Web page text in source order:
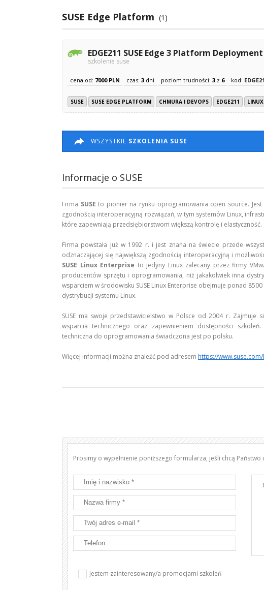
SUSE Edge Platform (1)
EDGE211 SUSE Edge 3 Platform Deployment
szkolenie suse
cena od: 7000 PLN czas: 3 dni poziom trudności: 3 z 6 kod:
SUSE SUSE EDGE PLATFORM CHMURA I DEVOPS EDGE211 LINUX
WSZYSTKIE SZKOLENIA SUSE
Informacje o SUSE
Firma SUSE to pionier na rynku oprogramowania open source. Jest
zgodnością interoperacyjną rozwiązań, w tym systemów Linux,
które zapewniają przedsiębiorstwom większą kontrolę i elastyczność.
Firma powstała już w 1992 r. i jest znana na świecie przede
odznaczającej się największą zgodnością interoperacyjną i
SUSE Linux Enterprise to jedyny Linux zalecany przez firmy
producentów sprzętu i oprogramowania, niż jakakolwiek inna
wsparciem w środowisku SUSE Linux Enterprise obejmuje ponad
dystrybucji systemu Linux.
SUSE ma swoje przedstawicielstwo w Polsce od 2004 r. Zajmuje
wsparcia technicznego oraz zapewnieniem dostępności
techniczna do oprogramowania świadczona jest po polsku.
Więcej informacji można znaleźć pod adresem https://
Prosimy o wypełnienie poniższego formularza, jeśli chcą
Jestem zainteresowany/a promocjami szkoleń